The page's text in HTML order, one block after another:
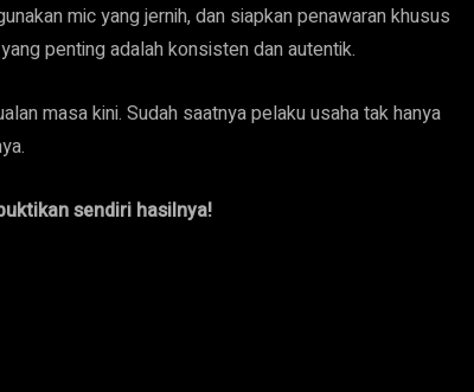
mic yang jernih, dan siapkan penawaran khusus
penting adalah konsisten dan autentik.
masa kini. Sudah saatnya pelaku usaha tak hanya
sendiri hasilnya!